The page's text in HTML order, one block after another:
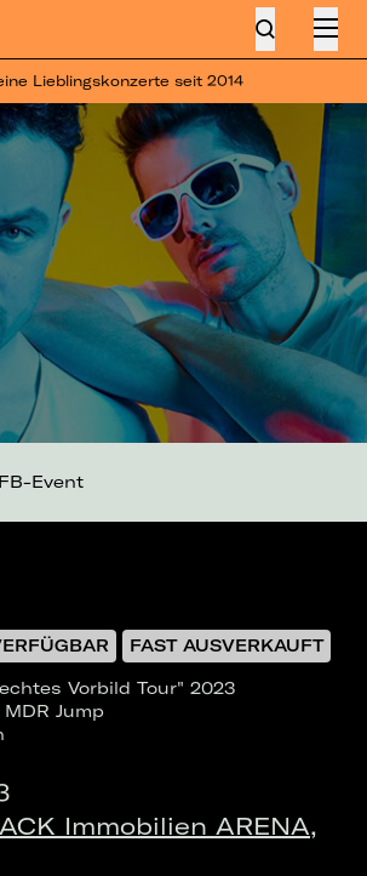
Lieblingskonzerte seit 2014
FAST AUSVERKAUFT
Vorbild Tour" 2023
Jump
Immobilien ARENA,
FB-Event